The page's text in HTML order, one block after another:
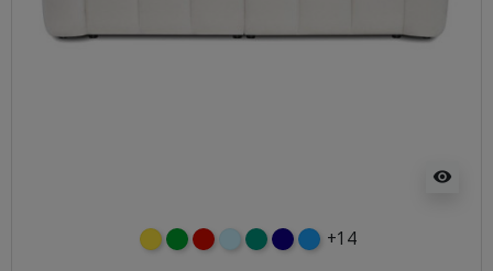
visibility
żółtyzielonyczerwony
błękitnyturkusowy
granatowy
niebieski
+14